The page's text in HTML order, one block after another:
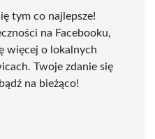
tym co najlepsze!
na Facebooku,
więcej o lokalnych
Twoje zdanie się
na bieżąco!